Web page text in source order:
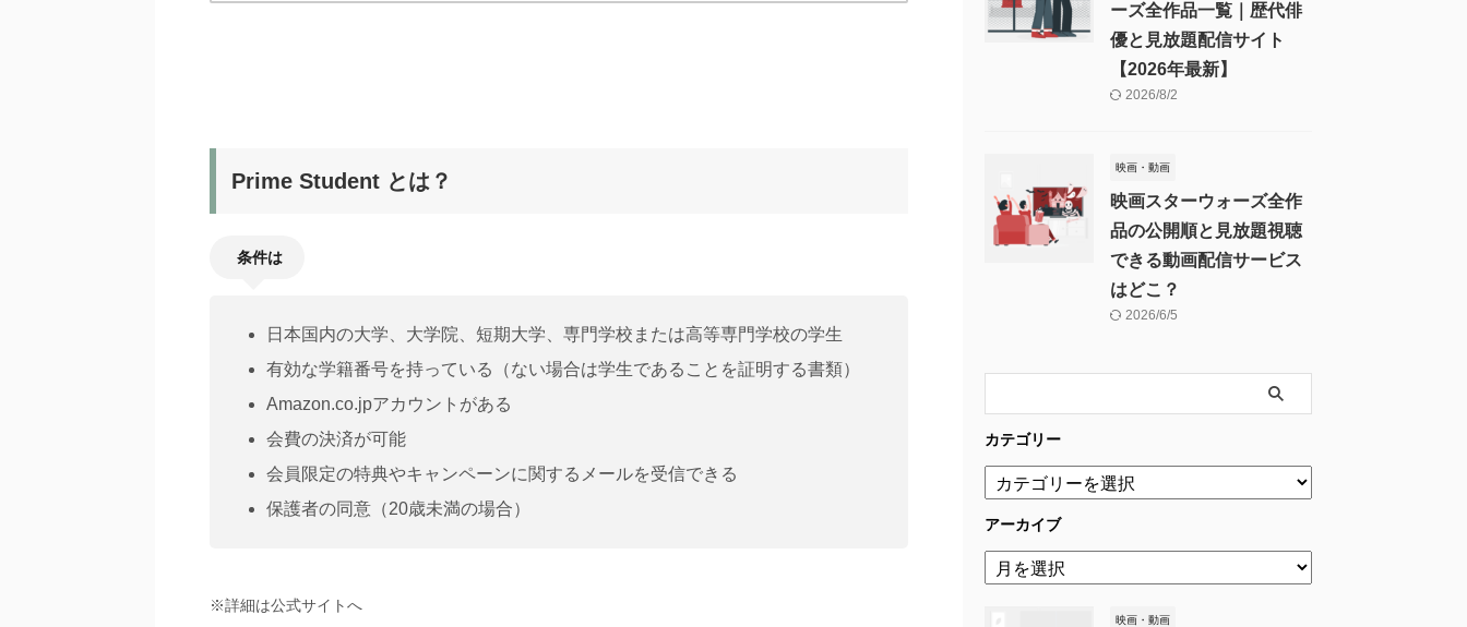
Prime Student とは？
条件は
日本国内の大学、大学院、短期大学、専門学校または高等専門学校の学生
有効な学籍番号を持っている（ない場合は学生であることを証明する書類）
Amazon.co.jpアカウントがある
会費の決済が可能
会員限定の特典やキャンペーンに関するメールを受信できる
保護者の同意（20歳未満の場合）
※詳細は公式サイトへ
ーズ全作品一覧｜歴代俳
優と見放題配信サイト
【2026年最新】
2026/8/2
映画・動画
映画スターウォーズ全作
品の公開順と見放題視聴
できる動画配信サービス
はどこ？
2026/6/5
カテゴリー
アーカイブ
映画・動画